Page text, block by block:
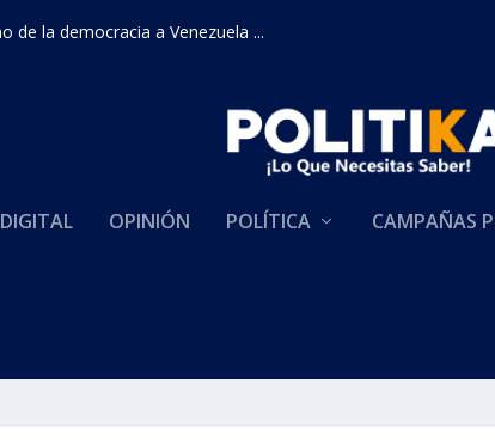
de la democracia a Venezuela ...
OPINIÓN POLÍTICA CAMPAÑAS